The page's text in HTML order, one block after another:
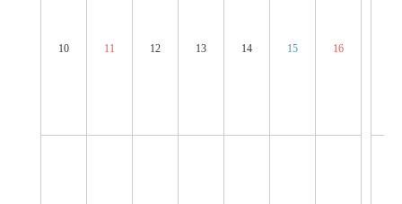
10 11 12 13 14 15 16